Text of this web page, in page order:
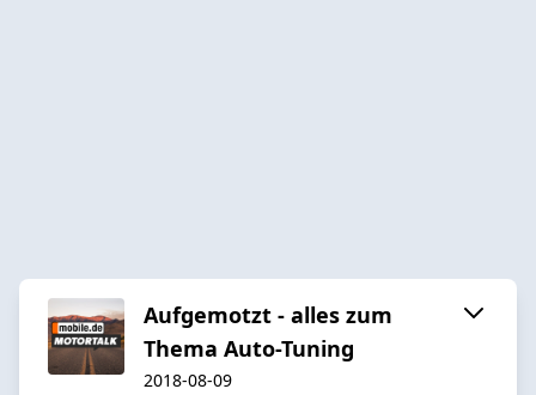
Aufgemotzt - alles zum
Thema Auto-Tuning
2018-08-09